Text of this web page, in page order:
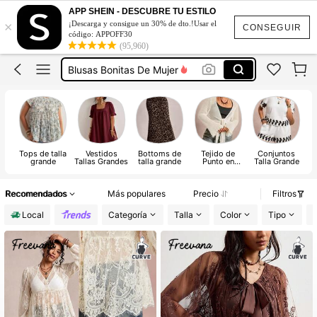
CONSEGUIR
×
APP SHEIN - DESCUBRE TU ESTILO
¡Descarga y consigue un 30% de dto.!Usar el
código: APPOFF30
(95,960)
Vestidos Elegantes Para Fiesta De Gala
Vestidos Elegantes De Mujer
Blusas Bonitas De Mujer
Conjunto De Dos Piezas Mujer
Vestidos Elegantes De Mujer
Tops de talla
grande
Vestidos
Tallas Grandes
Bottoms de
talla grande
Tejido de
Punto en
Conjuntos
Talla Grande
Recomendados Más populares Precio
Filtros
Local
Categoría Talla Color Tipo